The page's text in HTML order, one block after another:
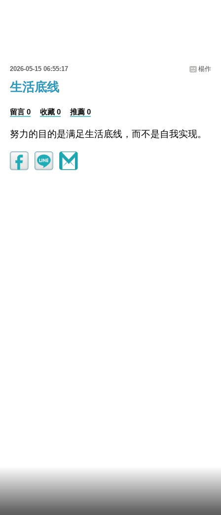
2026-05-15 06:55:17 楊作
生活底线
留言 0 收藏 0 推薦 0
努力的目的是满足生活底线，而不是自我实现。